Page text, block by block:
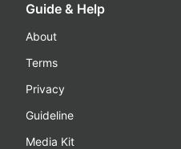
Guide & Help
About
Terms
Privacy
Guideline
Media Kit